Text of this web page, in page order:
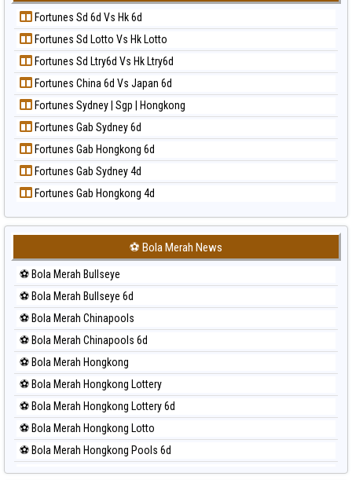
Paito Harian Sydney Lottery 6d
Paito Harian Sydney Lotto
Paito Harian Sydney Pools 6d
Paito Harian Taipei
Paito Harian Taiwan
Prediksi Korea
Prediksi Kuda Lari
Prediksi Magnum Cambodia
Prediksi Nagoya
Prediksi North Carolina Day
Prediksi Pcso
Prediksi Sao Paulo
Prediksi Singapore
Prediksi Sydney
Prediksi Sydney Lottery
Prediksi Sydney Lottery 6d
Prediksi Sydney Pools 6d
Prediksi Taipei
Prediksi Taiwan
Fortunes Sd 6d Vs Hk 6d
Fortunes Sd Lotto Vs Hk Lotto
Fortunes Sd Ltry6d Vs Hk Ltry6d
Fortunes China 6d Vs Japan 6d
Fortunes Sydney | Sgp | Hongkong
Fortunes Gab Sydney 6d
Fortunes Gab Hongkong 6d
Fortunes Gab Sydney 4d
Fortunes Gab Hongkong 4d
⚽ Bola Merah News
⚽ Bola Merah Bullseye
⚽ Bola Merah Bullseye 6d
⚽ Bola Merah Chinapools
⚽ Bola Merah Chinapools 6d
⚽ Bola Merah Hongkong
⚽ Bola Merah Hongkong Lottery
⚽ Bola Merah Hongkong Lottery 6d
⚽ Bola Merah Hongkong Lotto
⚽ Bola Merah Hongkong Pools 6d
⚽ Bola Merah Japan